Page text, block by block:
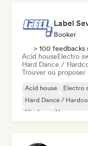
Label
Booker
> 100 feedbacks
Acid houseElectro
Hard Dance /
Trouver ou
Acid house
Electro
Hard Dance /
Hip-hop
House